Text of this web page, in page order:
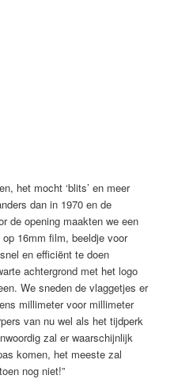
het mocht ‘blits’ en meer
dan in 1970 en de
de opening maakten we een
16mm film, beeldje voor
en efficiënt te doen
achtergrond met het logo
We sneden de vlaggetjes er
millimeter voor millimeter
van nu wel als het tijdperk
zal er waarschijnlijk
komen, het meeste zal
nog niet!”